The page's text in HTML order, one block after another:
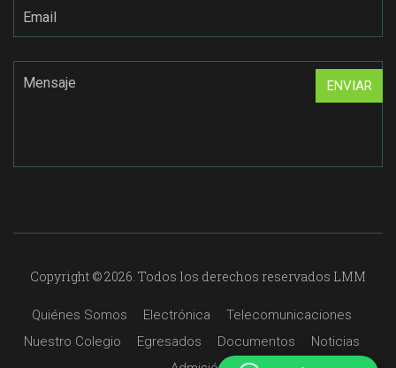
Copyright © 2026. Todos los derechos reservados LMM
Quiénes Somos Electrónica
Telecomunicaciones
Nuestro Colegio
Egresados Documentos
Noticias